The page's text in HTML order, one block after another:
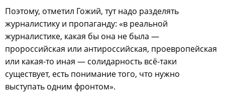
Поэтому, отметил Гожий, тут надо разделять
журналистику и пропаганду: «в реальной
журналистике, какая бы она не была —
пророссийская или антироссийская, проевропейская
или какая-то иная — солидарность всё-таки
существует, есть понимание того, что нужно
выступать одним фронтом».